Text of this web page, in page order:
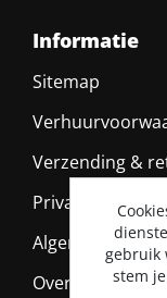
Informatie
Sitemap
Verzending &
Privacy policy
Algemene
Over ons
gebruik
stem